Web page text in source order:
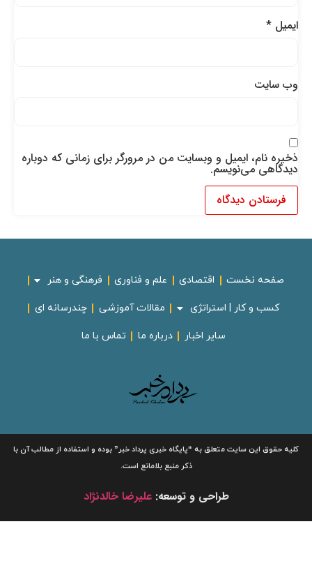
ایمیل*
وب‌ سایت
ذخیره نام، ایمیل و وبسایت من در مرورگر برای زمانی که دوباره
دیدگاهی می‌نویسم.
صفحه نخست اقتصادی علم و فناوری فرهنگی و هنر
کسب و کار | استراتژی مقالات آموزشی چندرسانه ای
سایر اخبار درباره ما تماس با ما
کلیه حقوق این سایت متعلق به“پایگاه خبریپرداد خبر”بوده و استفاده از مطالب آن با
ذکر منبع بلامانع است.
طراحی و توسعه:علیرضا خالدنژاد